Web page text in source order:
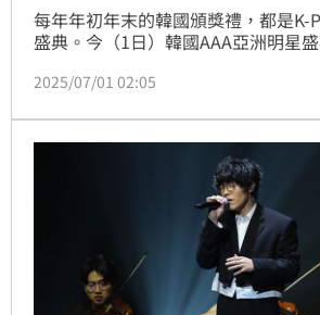
每年年初年末的韓國頒獎禮，都是K-
盛典。今（1日）韓國AAA亞洲明星
握，明年初將有另一場重量級頒獎典
2025/07/01 02:05